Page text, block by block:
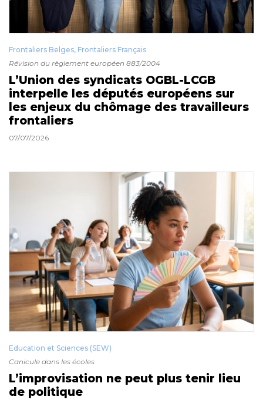
Frontaliers Belges, Frontaliers Français
Révision du règlement européen 883/2004
L’Union des syndicats OGBL-LCGB
interpelle les députés européens sur
les enjeux du chômage des travailleurs
frontaliers
07/07/2026
Education et Sciences (SEW)
Canicule dans les écoles
L’improvisation ne peut plus tenir lieu
de politique